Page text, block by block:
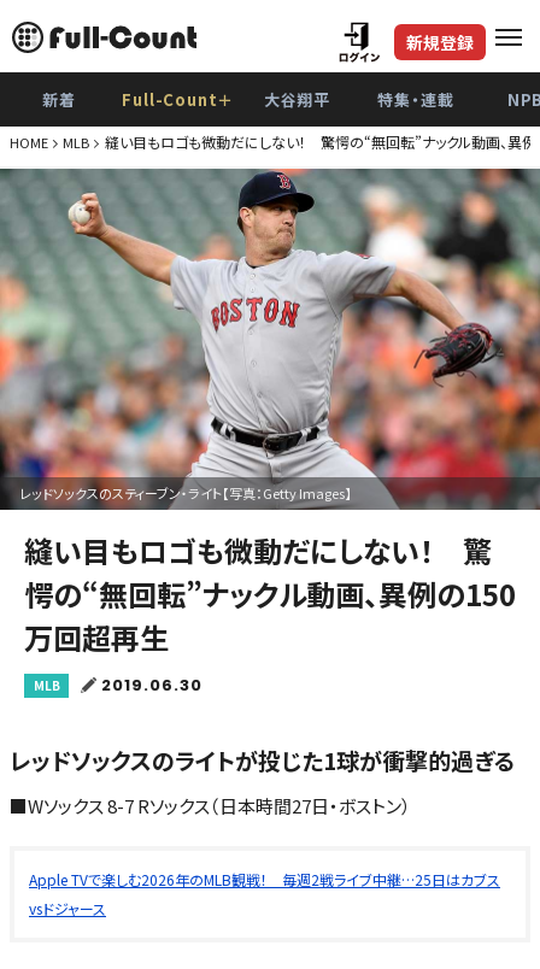
新規登録
新着 Full-Count＋ 大谷翔平 特集・連載
HOME MLB 縫い目もロゴも微動だにしない！ 驚愕の“無回転”ナックル動画、異
レッドソックスのスティーブン・ライト【写真：Getty Images】
縫い目もロゴも微動だにしない！ 驚
愕の“無回転”ナックル動画、異例の150
万回超再生
MLB 2019.06.30
レッドソックスのライトが投じた1球が衝撃的過ぎる
■Wソックス 8-7 Rソックス（日本時間27日・ボストン）
Apple TVで楽しむ2026年のMLB観戦！ 毎週2戦ライブ中継…25日はカブス
vsドジャース